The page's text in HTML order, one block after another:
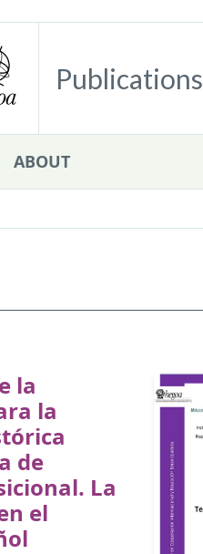
Publications
ABOUT
la
la
de
La
el